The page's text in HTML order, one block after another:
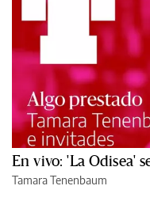
En vivo: 'La Odisea'
Tamara Tenenbaum